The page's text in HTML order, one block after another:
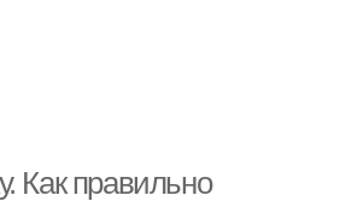
Как правильно